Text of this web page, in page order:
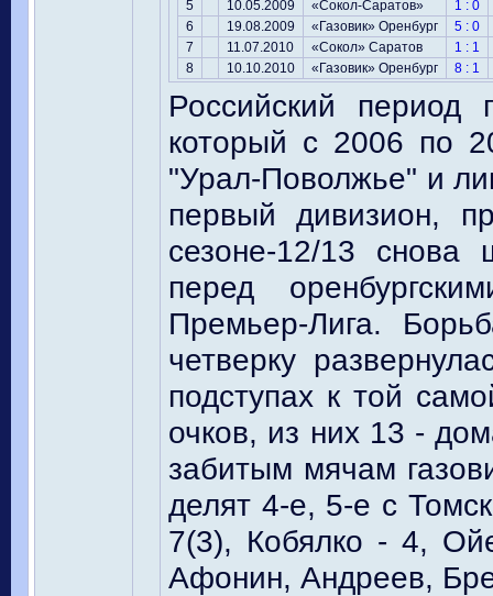
5
10.05.2009 «Сокол-Саратов»
1 : 0
6
19.08.2009 «Газовик» Оренбург
5 : 0
7
11.07.2010 «Сокол» Саратов
1 : 1
8
10.10.2010 «Газовик» Оренбург 8 : 1
Российский период
который с 2006 по
"Урал-Поволжье" и
первый дивизион,
сезоне-12/13 снова
перед
Премьер-Лига.
четверку
подступах к той
очков, из них 13 -
забитым мячам
делят 4-е, 5-е с
7(3), Кобялко - 4,
Афонин, Андреев,